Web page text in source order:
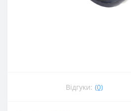
Відгуки: (0)